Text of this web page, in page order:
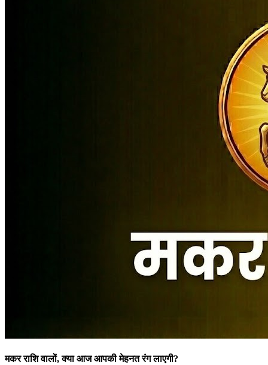
मकर राशि वालों, क्या आज आपकी मेहनत रंग लाएगी?